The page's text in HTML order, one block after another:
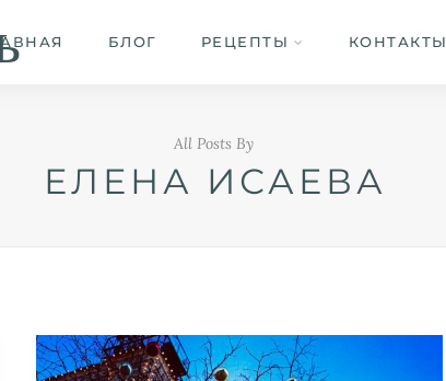
БЛОГ РЕЦЕПТЫ КОНТАКТЫ
All Posts By
ЕЛЕНА ИСАЕВА